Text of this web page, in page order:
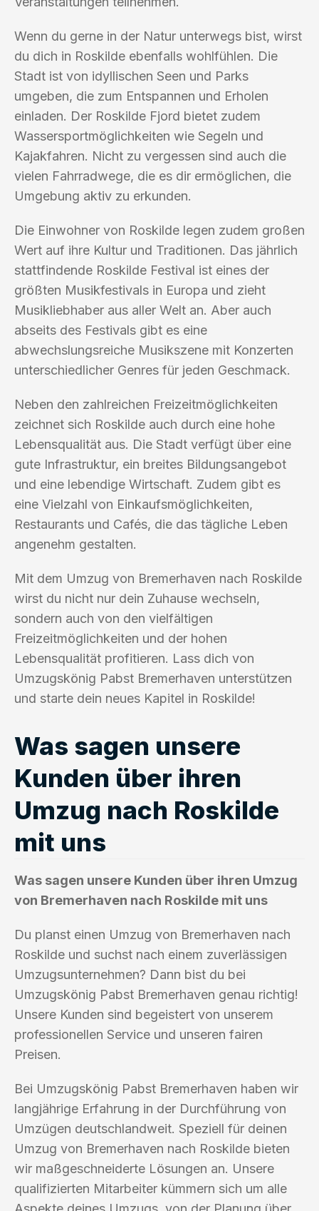
Wenn du gerne in der Natur unterwegs bist, wirst
du dich in Roskilde ebenfalls wohlfühlen. Die
Stadt ist von idyllischen Seen und Parks
umgeben, die zum Entspannen und Erholen
einladen. Der Roskilde Fjord bietet zudem
Wassersportmöglichkeiten wie Segeln und
Kajakfahren. Nicht zu vergessen sind auch die
vielen Fahrradwege, die es dir ermöglichen, die
Umgebung aktiv zu erkunden.
Die Einwohner von Roskilde legen zudem großen
Wert auf ihre Kultur und Traditionen. Das jährlich
stattfindende Roskilde Festival ist eines der
größten Musikfestivals in Europa und zieht
Musikliebhaber aus aller Welt an. Aber auch
abseits des Festivals gibt es eine
abwechslungsreiche Musikszene mit Konzerten
unterschiedlicher Genres für jeden Geschmack.
Neben den zahlreichen Freizeitmöglichkeiten
zeichnet sich Roskilde auch durch eine hohe
Lebensqualität aus. Die Stadt verfügt über eine
gute Infrastruktur, ein breites Bildungsangebot
und eine lebendige Wirtschaft. Zudem gibt es
eine Vielzahl von Einkaufsmöglichkeiten,
Restaurants und Cafés, die das tägliche Leben
angenehm gestalten.
Mit dem Umzug von Bremerhaven nach Roskilde
wirst du nicht nur dein Zuhause wechseln,
sondern auch von den vielfältigen
Freizeitmöglichkeiten und der hohen
Lebensqualität profitieren. Lass dich von
Umzugskönig Pabst Bremerhaven unterstützen
und starte dein neues Kapitel in Roskilde!
Was sagen unsere
Kunden über ihren
Umzug nach Roskilde
mit uns
Was sagen unsere Kunden über ihren Umzug
von Bremerhaven nach Roskilde mit uns
Du planst einen Umzug von Bremerhaven nach
Roskilde und suchst nach einem zuverlässigen
Umzugsunternehmen? Dann bist du bei
Umzugskönig Pabst Bremerhaven genau richtig!
Unsere Kunden sind begeistert von unserem
professionellen Service und unseren fairen
Preisen.
Bei Umzugskönig Pabst Bremerhaven haben wir
langjährige Erfahrung in der Durchführung von
Umzügen deutschlandweit. Speziell für deinen
Umzug von Bremerhaven nach Roskilde bieten
wir maßgeschneiderte Lösungen an. Unsere
qualifizierten Mitarbeiter kümmern sich um alle